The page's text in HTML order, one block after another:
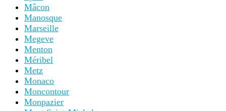
Mâcon
Manosque
Marseille
Megeve
Menton
Méribel
Metz
Monaco
Moncontour
Monpazier